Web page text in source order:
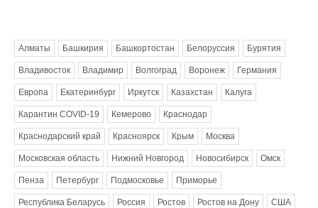
Алматы Башкирия Башкортостан Белоруссия Бурятия
Владивосток Владимир Волгоград Воронеж Германия
Европа Екатеринбург Иркутск Казахстан Калуга
Карантин COVID-19 Кемерово Краснодар
Краснодарский край Красноярск Крым Москва
Московская область Нижний Новгород Новосибирск Омск
Пенза Петербург Подмосковье Приморье
Республика Беларусь Россия Ростов Ростов на Дону США